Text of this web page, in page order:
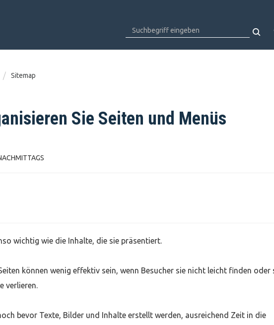
Sitemap
Sie Seiten und Menüs
wichtig wie die Inhalte, die sie präsentiert.
können wenig effektiv sein, wenn Besucher sie nicht leicht finden oder
verlieren.
bevor Texte, Bilder und Inhalte erstellt werden, ausreichend Zeit in die